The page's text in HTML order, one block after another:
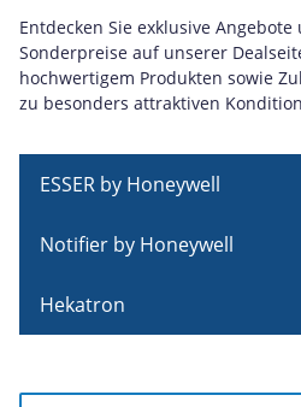
Entdecken Sie exklusive
Sonderpreise auf unserer
hochwertigem Produkten sowie
zu besonders attraktiven
ESSER by Honeywell
Notifier by Honeywell
Hekatron